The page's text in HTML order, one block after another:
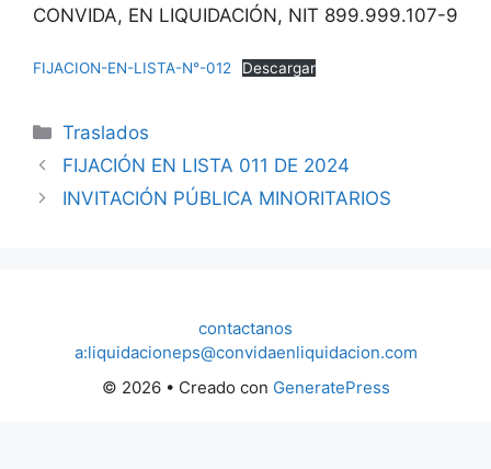
CONVIDA, EN LIQUIDACIÓN, NIT 899.999.107-9
FIJACION-EN-LISTA-N°-012 Descargar
Categorías
Traslados
FIJACIÓN EN LISTA 011 DE 2024
INVITACIÓN PÚBLICA MINORITARIOS
contactanos
a:liquidacioneps@convidaenliquidacion.com
© 2026 • Creado con GeneratePress